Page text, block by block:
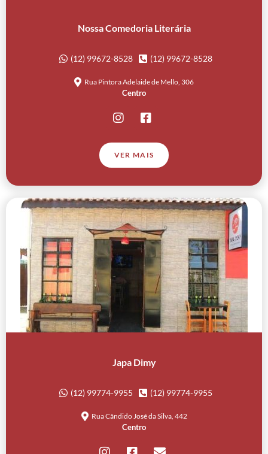
Nossa Comedoria Literária
(12) 99672-8528 (12) 99672-8528
Rua Pintora Adelaide de Mello, 306
Centro
VER MAIS
Japa Dimy
(12) 99774-9955 (12) 99774-9955
Rua Cândido José da Silva, 442
Centro